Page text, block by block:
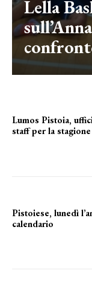
Lella
Lumos Pistoia,
staff per la
Pistoiese, lunedì
calendario